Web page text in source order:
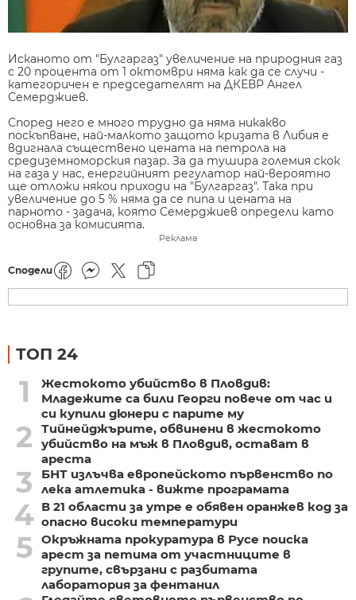
Исканото от "Булгаргаз" увеличение на природния газ
с 20 процента от 1 октомври няма как да се случи -
категоричен е председателят на ДКЕВР Ангел
Семерджиев.
Според него е много трудно да няма никакво
поскъпване, най-малкото защото кризата в Либия е
вдигнала съществено цената на петрола на
средиземноморския пазар. За да тушира големия скок
на газа у нас, енергийният регулатор най-вероятно
ще отложи някои приходи на "Булгаргаз". Така при
увеличение до 5 % няма да се пипа и цената на
парното - задача, която Семерджиев определи като
основна за комисията.
Реклама
Сподели
ТОП 24
1
Жестокото убийство в Пловдив:
Младежите са били Георги повече от час и
си купили дюнери с парите му
2
Тийнейджърите, обвинени в жестокото
убийство на мъж в Пловдив, остават в
ареста
3
БНТ излъчва европейското първенство по
лека атлетика - вижте програмата
4 В 21 области за утре е обявен оранжев код за
опасно високи температури
5 Окръжната прокуратура в Русе поиска
арест за петима от участниците в
групите, свързани с разбитата
лаборатория за фентанил